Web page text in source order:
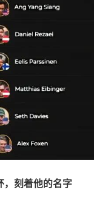
，刻着他的名字